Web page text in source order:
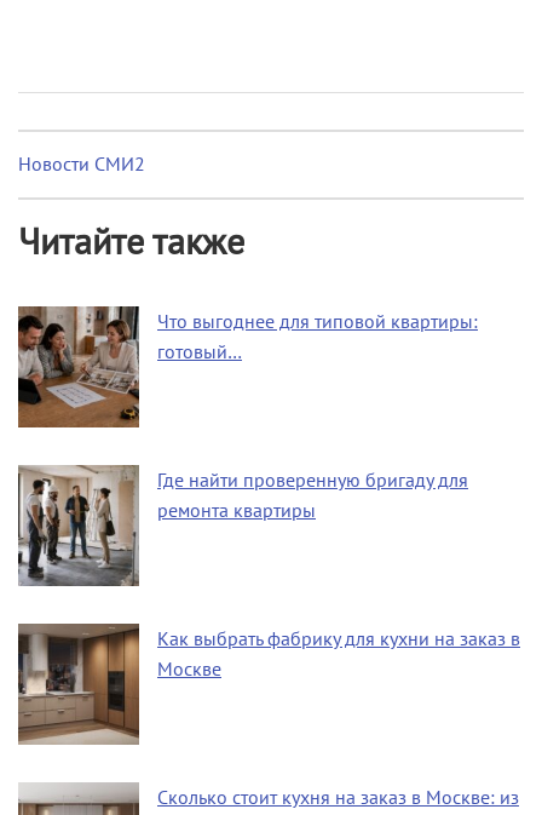
Новости СМИ2
Читайте также
Что выгоднее для типовой квартиры:
готовый…
Где найти проверенную бригаду для
ремонта квартиры
Как выбрать фабрику для кухни на заказ в
Москве
Сколько стоит кухня на заказ в Москве: из